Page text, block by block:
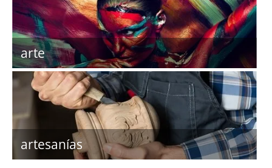
arte
artesanías